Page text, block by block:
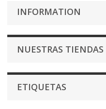
INFORMATION
NUESTRAS TIENDAS
ETIQUETAS